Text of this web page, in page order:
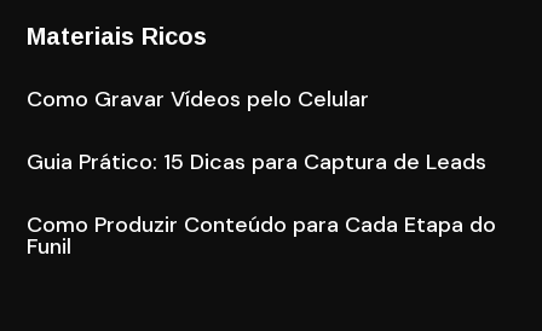
Materiais Ricos
Como Gravar Vídeos pelo Celular
Guia Prático: 15 Dicas para Captura de Leads
Como Produzir Conteúdo para Cada Etapa do
Funil